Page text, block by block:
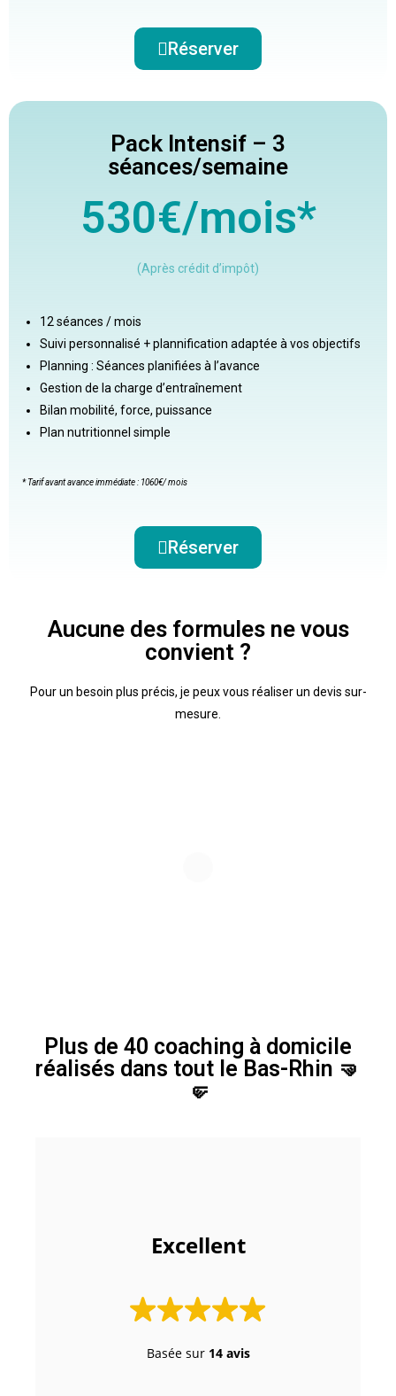
Réserver
Pack Intensif – 3
séances/semaine
530€/mois*
(Après crédit d’impôt)
12 séances / mois
Suivi personnalisé + plannification adaptée à vos objectifs
Planning : Séances planifiées à l’avance
Gestion de la charge d’entraînement
Bilan mobilité, force, puissance
Plan nutritionnel simple
* Tarif avant avance immédiate : 1060€/ mois
Réserver
Aucune des formules ne vous
convient ?
Pour un besoin plus précis, je peux vous réaliser un devis sur-
mesure.
Plus de 40 coaching à domicile
réalisés dans tout le Bas-Rhin 🤜
🤛​
Excellent
Basée sur 14 avis